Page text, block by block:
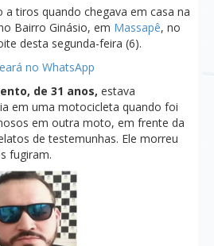
tiros quando chegava em casa na
Bairro Ginásio, em Massapê, no
desta segunda-feira (6).
no WhatsApp
de 31 anos, estava
em uma motocicleta quando foi
em outra moto, em frente da
de testemunhas. Ele morreu
fugiram.